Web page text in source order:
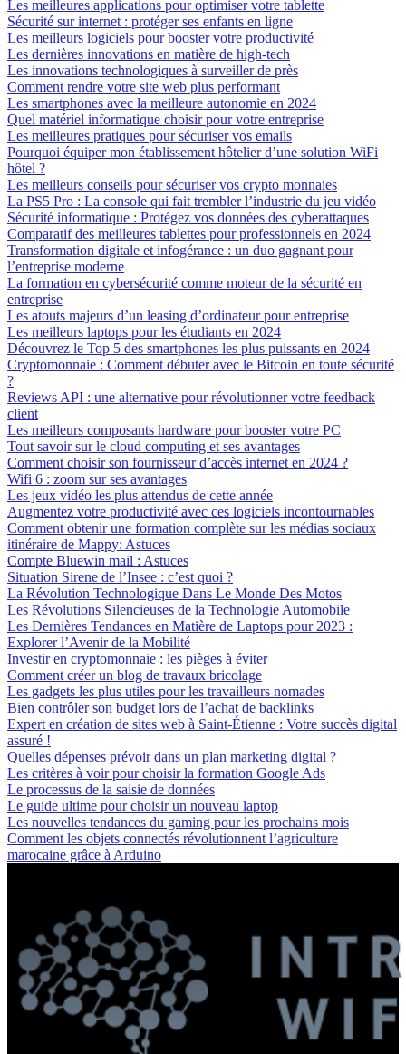
Les meilleures applications pour optimiser votre tablette
Sécurité sur internet : protéger ses enfants en ligne
Les meilleurs logiciels pour booster votre productivité
Les dernières innovations en matière de high-tech
Les innovations technologiques à surveiller de près
Comment rendre votre site web plus performant
Les smartphones avec la meilleure autonomie en 2024
Quel matériel informatique choisir pour votre entreprise
Les meilleures pratiques pour sécuriser vos emails
Pourquoi équiper mon établissement hôtelier d’une solution WiFi
hôtel ?
Les meilleurs conseils pour sécuriser vos crypto monnaies
La PS5 Pro : La console qui fait trembler l’industrie du jeu vidéo
Sécurité informatique : Protégez vos données des cyberattaques
Comparatif des meilleures tablettes pour professionnels en 2024
Transformation digitale et infogérance : un duo gagnant pour
l’entreprise moderne
La formation en cybersécurité comme moteur de la sécurité en
entreprise
Les atouts majeurs d’un leasing d’ordinateur pour entreprise
Les meilleurs laptops pour les étudiants en 2024
Découvrez le Top 5 des smartphones les plus puissants en 2024
Cryptomonnaie : Comment débuter avec le Bitcoin en toute sécurité
?
Reviews API : une alternative pour révolutionner votre feedback
client
Les meilleurs composants hardware pour booster votre PC
Tout savoir sur le cloud computing et ses avantages
Comment choisir son fournisseur d’accès internet en 2024 ?
Wifi 6 : zoom sur ses avantages
Les jeux vidéo les plus attendus de cette année
Augmentez votre productivité avec ces logiciels incontournables
Comment obtenir une formation complète sur les médias sociaux
itinéraire de Mappy: Astuces
Compte Bluewin mail : Astuces
Situation Sirene de l’Insee : c’est quoi ?
La Révolution Technologique Dans Le Monde Des Motos
Les Révolutions Silencieuses de la Technologie Automobile
Les Dernières Tendances en Matière de Laptops pour 2023 :
Explorer l’Avenir de la Mobilité
Investir en cryptomonnaie : les pièges à éviter
Comment créer un blog de travaux bricolage
Les gadgets les plus utiles pour les travailleurs nomades
Bien contrôler son budget lors de l’achat de backlinks
Expert en création de sites web à Saint-Étienne : Votre succès digital
assuré !
Quelles dépenses prévoir dans un plan marketing digital ?
Les critères à voir pour choisir la formation Google Ads
Le processus de la saisie de données
Le guide ultime pour choisir un nouveau laptop
Les nouvelles tendances du gaming pour les prochains mois
Comment les objets connectés révolutionnent l’agriculture
marocaine grâce à Arduino